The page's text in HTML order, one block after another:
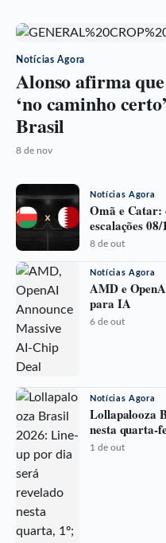
Notícias Agora
Alonso afirma
‘no caminho
Brasil
8 de nov
Notícias Agora
Omã e Catar:
escalações 08/
8 de out
Notícias Agora
AMD e
para IA
6 de out
Notícias Agora
Lollapalooza
nesta quarta-
1 de out